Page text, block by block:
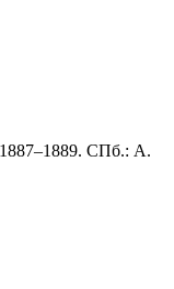
СПб.: А.